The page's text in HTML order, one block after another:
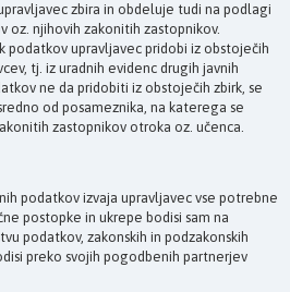
zbira in obdeluje tudi na podlagi
oz. njihovih zakonitih zastopnikov.
podatkov upravljavec pridobi iz obstoječih
tj. iz uradnih evidenc drugih javnih
ne da pridobiti iz obstoječih zbirk, se
od posameznika, na katerega se
zastopnikov otroka oz. učenca.
podatkov izvaja upravljavec vse potrebne
postopke in ukrepe bodisi sam na
podatkov, zakonskih in podzakonskih
preko svojih pogodbenih partnerjev